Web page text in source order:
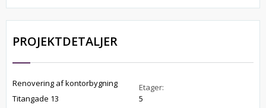
PROJEKTDETALJER
Renovering af kontorbygning
Titangade 13
Etager:
5